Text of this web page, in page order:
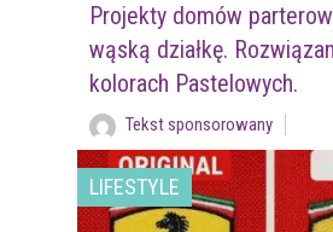
Projekty domów
wąską działkę.
kolorach Pastelowych.
Tekst sponsorowany
LIFESTYLE